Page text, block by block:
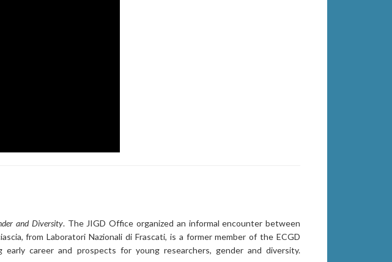
and Diversity. The JIGD Office organized an informal encounter between
from Laboratori Nazionali di Frascati, is a former member of the ECGD
career and prospects for young researchers, gender and diversity.